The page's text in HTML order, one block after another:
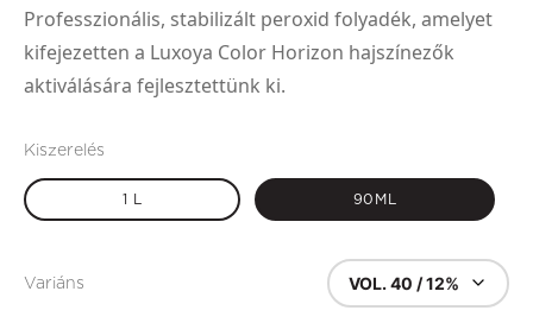
Professzionális, stabilizált peroxid folyadék, amelyet
kifejezetten a Luxoya Color Horizon hajszínezők
aktiválására fejlesztettünk ki.
Kiszerelés
1 L 90ML
Variáns VOL. 40 / 12%